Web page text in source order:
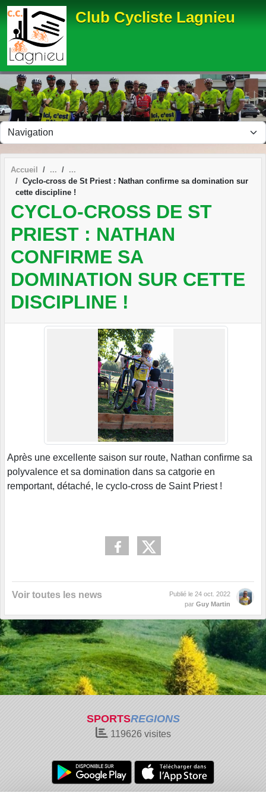
Club Cycliste Lagnieu
Accueil
Cyclo-cross de St Priest : Nathan confirme sa domination sur
cette discipline !
CYCLO-CROSS DE ST
PRIEST : NATHAN
CONFIRME SA
DOMINATION SUR CETTE
DISCIPLINE !
Après une excellente saison sur route, Nathan confirme sa
polyvalence et sa domination dans sa catgorie en
remportant, détaché, le cyclo-cross de Saint Priest !
Voir toutes les news Publié le 24 oct. 2022
par Guy Martin
SPORTSREGIONS
119626 visites
Panneau de gestion des cookies